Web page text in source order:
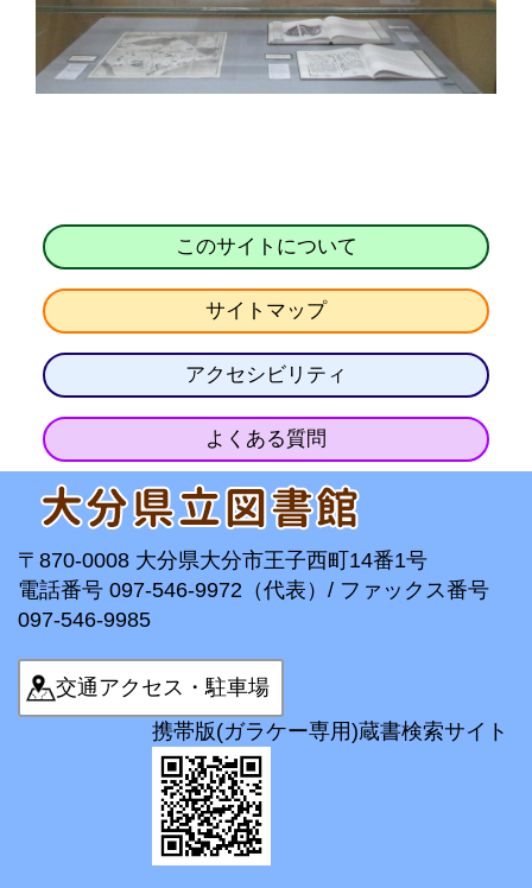
このサイトについて
サイトマップ
アクセシビリティ
よくある質問
〒870-0008 大分県大分市王子西町14番1号
電話番号 097-546-9972（代表）/ ファックス番号
097-546-9985
交通アクセス・駐車場
携帯版(ガラケー専用)蔵書検索サイト